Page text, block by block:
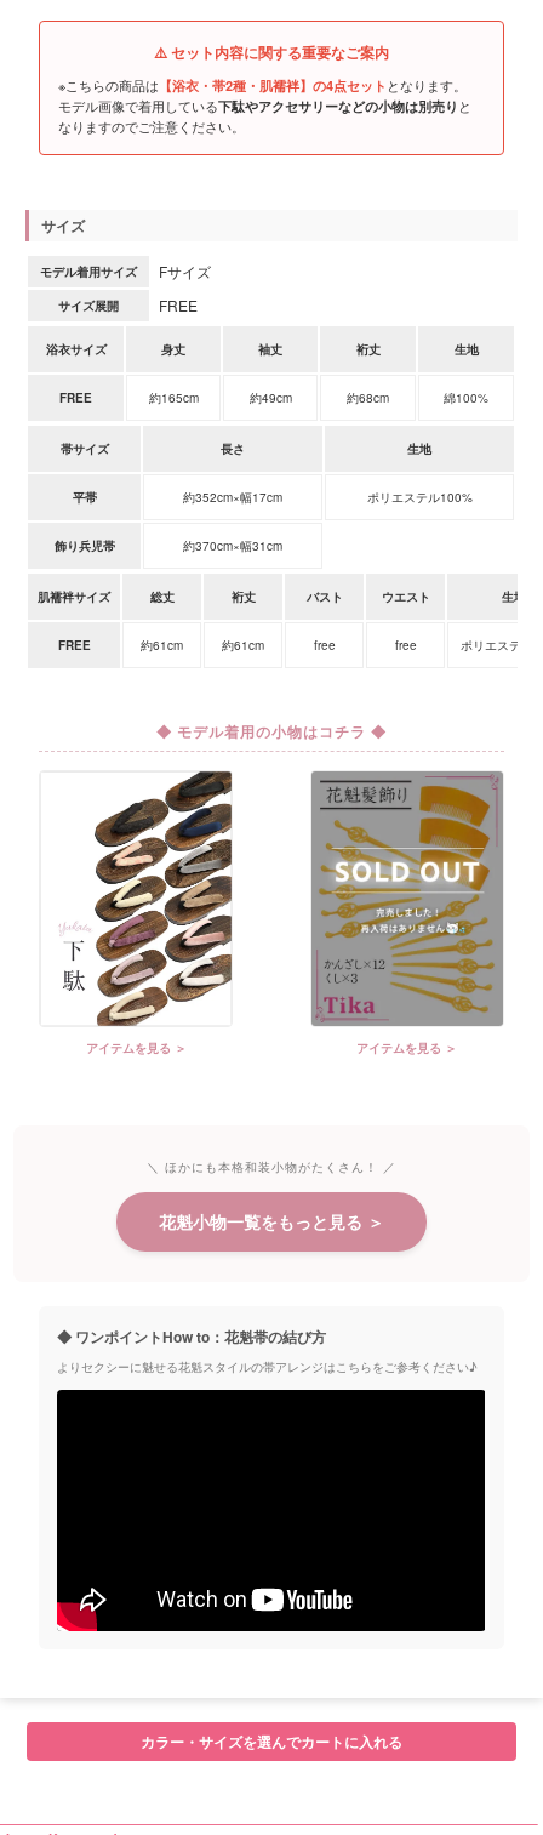
⚠️ セット内容に関する重要なご案内
※こちらの商品は 【浴衣・帯2種・肌襦袢】の4点セット となります。
モデル画像で着用している下駄やアクセサリーなどの小物は別売り と
なりますのでご注意ください。
サイズ
モデル着用サイズ Fサイズ
サイズ展開 FREE
浴衣サイズ 身丈 袖丈 裄丈 生地
FREE 約165cm 約49cm 約68cm 綿100%
帯サイズ 長さ 生地
平帯 約352cm×幅17cm ポリエステル100%
飾り兵児帯 約370cm×幅31cm
肌襦袢サイズ 総丈 裄丈 バスト ウエスト 生地
FREE 約61cm 約61cm free free ポリエステル
◆ モデル着用の小物はコチラ ◆
アイテムを見る ＞ アイテムを見る ＞
＼ ほかにも本格和装小物がたくさん！ ／
花魁小物一覧をもっと見る ＞
◆ ワンポイントHow to：花魁帯の結び方
よりセクシーに魅せる花魁スタイルの帯アレンジはこちらをご参考ください♪
カラー・サイズを選んでカートに入れる